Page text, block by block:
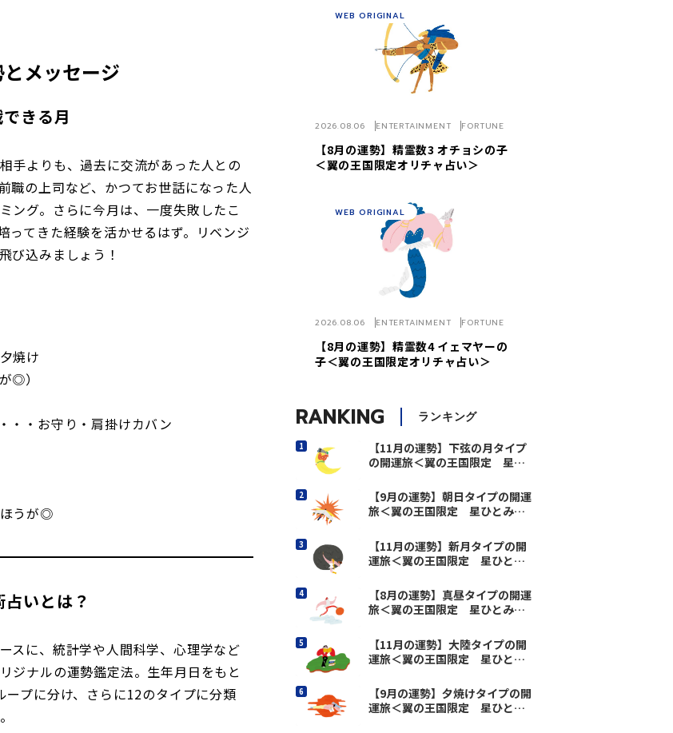
メッセージ
きる月
手よりも、過去に交流があった人との
職の上司など、かつてお世話になった人
ング。さらに今月は、一度失敗したこ
ってきた経験を活かせるはず。リベンジ
び込みましょう！
焼け
◎）
・・・お守り・肩掛けカバン
ほうが◎
いとは？
スに、統計学や人間科学、心理学など
ジナルの運勢鑑定法。生年月日をもと
プに分け、さらに12のタイプに分類
【8月の運勢】精霊数3 オチョシの子
＜翼の王国限定オリチャ占い＞
2026.08.06 ENTERTAINMENT FORTUNE
WEB ORIGINAL
【8月の運勢】精霊数4 イェマヤーの
子＜翼の王国限定オリチャ占い＞
2026.08.06 ENTERTAINMENT FORTUNE
WEB ORIGINAL
RANKING ランキング
【11月の運勢】下弦の月タイプ
の開運旅＜翼の王国限定 星ひ
【9月の運勢】朝日タイプの開運
旅＜翼の王国限定 星ひとみの
【11月の運勢】新月タイプの開
運旅＜翼の王国限定 星ひとみ
【8月の運勢】真昼タイプの開運
旅＜翼の王国限定 星ひとみの
【11月の運勢】大陸タイプの開
運旅＜翼の王国限定 星ひとみ
【9月の運勢】夕焼けタイプの開
運旅＜翼の王国限定 星ひとみ